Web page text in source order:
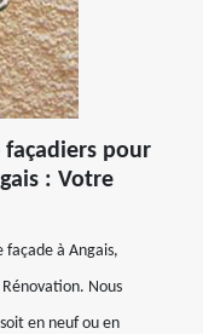
façadiers pour
: Votre
à Angais,
Nous
en neuf ou en